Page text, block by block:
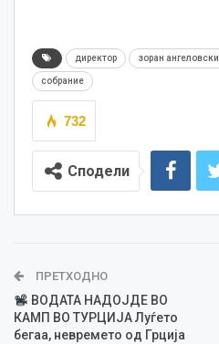
директор зоран ангеловски
собрание
732
Сподели
ПРЕТХОДНО
ВОДАТА НАДОЈДЕ ВО
КАМП ВО ТУРЦИЈА Луѓето
бегаа, невремето од Грција